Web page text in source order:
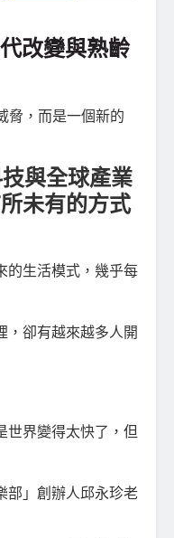
改變與熟齡
脅，而是一個新的
與全球產業
未有的方式
的生活模式，幾乎每
，卻有越來越多人開
世界變得太快了，但
部」創辦人邱永珍老